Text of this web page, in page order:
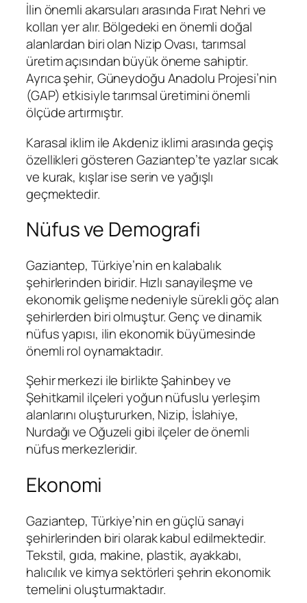
İlin önemli akarsuları arasında Fırat Nehri ve
kolları yer alır. Bölgedeki en önemli doğal
alanlardan biri olan Nizip Ovası, tarımsal
üretim açısından büyük öneme sahiptir.
Ayrıca şehir, Güneydoğu Anadolu Projesi’nin
(GAP) etkisiyle tarımsal üretimini önemli
ölçüde artırmıştır.
Karasal iklim ile Akdeniz iklimi arasında geçiş
özellikleri gösteren Gaziantep’te yazlar sıcak
ve kurak, kışlar ise serin ve yağışlı
geçmektedir.
Nüfus ve Demografi
Gaziantep, Türkiye’nin en kalabalık
şehirlerinden biridir. Hızlı sanayileşme ve
ekonomik gelişme nedeniyle sürekli göç alan
şehirlerden biri olmuştur. Genç ve dinamik
nüfus yapısı, ilin ekonomik büyümesinde
önemli rol oynamaktadır.
Şehir merkezi ile birlikte Şahinbey ve
Şehitkamil ilçeleri yoğun nüfuslu yerleşim
alanlarını oluştururken, Nizip, İslahiye,
Nurdağı ve Oğuzeli gibi ilçeler de önemli
nüfus merkezleridir.
Ekonomi
Gaziantep, Türkiye’nin en güçlü sanayi
şehirlerinden biri olarak kabul edilmektedir.
Tekstil, gıda, makine, plastik, ayakkabı,
halıcılık ve kimya sektörleri şehrin ekonomik
temelini oluşturmaktadır.